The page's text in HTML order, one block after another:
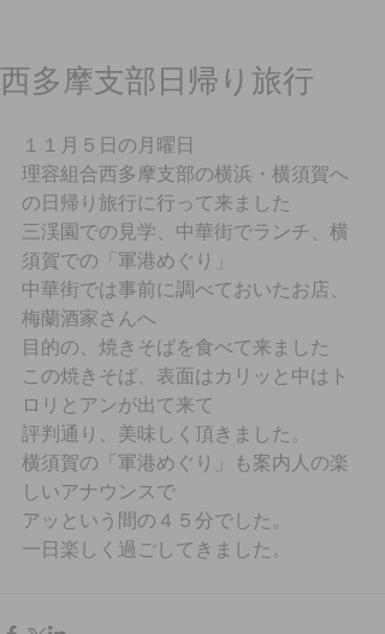
西多摩支部日帰り旅行
１１月５日の月曜日
理容組合西多摩支部の横浜・横須賀へ
の日帰り旅行に行って来ました
三渓園での見学、中華街でランチ、横
須賀での「軍港めぐり」
中華街では事前に調べておいたお店、
梅蘭酒家さんへ
目的の、焼きそばを食べて来ました
この焼きそば、表面はカリッと中はト
ロリとアンが出て来て
評判通り、美味しく頂きました。
横須賀の「軍港めぐり」も案内人の楽
しいアナウンスで
アッという間の４５分でした。
一日楽しく過ごしてきました。